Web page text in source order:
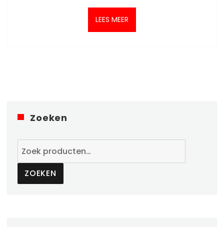
was:
€169.00.
LEES MEER
Zoeken
naar:
ZOEKEN